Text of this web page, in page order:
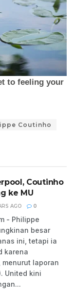
Coutinho
Coutinho
ke MU
AGO 0
- Philippe
besar
ini, tetapi ia
karena
laporan
United kini